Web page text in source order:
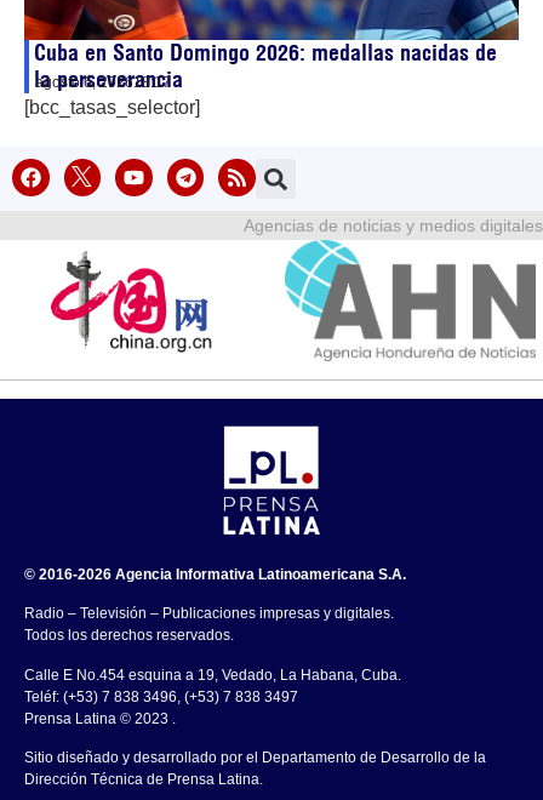
Cuba en Santo Domingo 2026: medallas nacidas de
la perseverancia
agosto 6, 202618:17
[bcc_tasas_selector]
Agencias de noticias y medios digitales
© 2016-2026 Agencia Informativa Latinoamericana S.A.
Radio – Televisión – Publicaciones impresas y digitales.
Todos los derechos reservados.
Calle E No.454 esquina a 19, Vedado, La Habana, Cuba.
Teléf: (+53) 7 838 3496, (+53) 7 838 3497
Prensa Latina © 2023 .
Sitio diseñado y desarrollado por el Departamento de Desarrollo de la
Dirección Técnica de Prensa Latina.